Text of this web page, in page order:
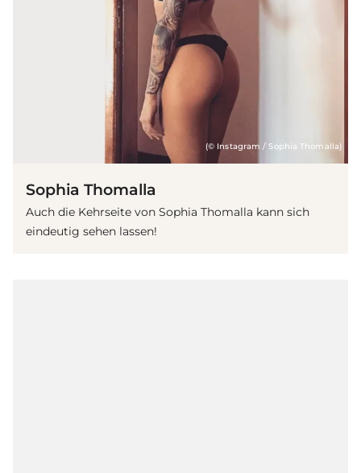
(© Instagram / Sophia Thomalla)
Sophia Thomalla
Auch die Kehrseite von Sophia Thomalla kann sich
eindeutig sehen lassen!